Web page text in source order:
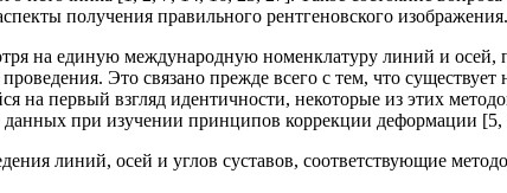
получения правильного рентгеновского изображения.
на единую международную номенклатуру линий и
Это связано прежде всего с тем, что
на первый взгляд идентичности, некоторые из этих
при изучении принципов коррекции деформации [5,
линий, осей и углов суставов, соответствующие